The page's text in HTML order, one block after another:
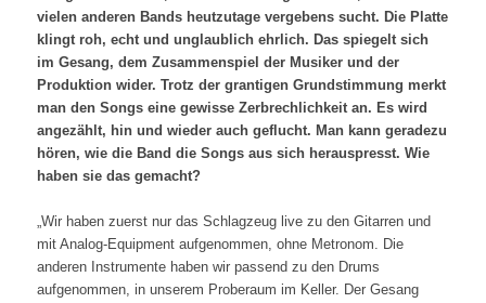
vielen anderen Bands heutzutage vergebens sucht. Die Platte
klingt roh, echt und unglaublich ehrlich. Das spiegelt sich
im Gesang, dem Zusammenspiel der Musiker und der
Produktion wider. Trotz der grantigen Grundstimmung merkt
man den Songs eine gewisse Zerbrechlichkeit an. Es wird
angezählt, hin und wieder auch geflucht. Man kann geradezu
hören, wie die Band die Songs aus sich herauspresst. Wie
haben sie das gemacht?
„Wir haben zuerst nur das Schlagzeug live zu den Gitarren und
mit Analog-Equipment aufgenommen, ohne Metronom. Die
anderen Instrumente haben wir passend zu den Drums
aufgenommen, in unserem Proberaum im Keller. Der Gesang